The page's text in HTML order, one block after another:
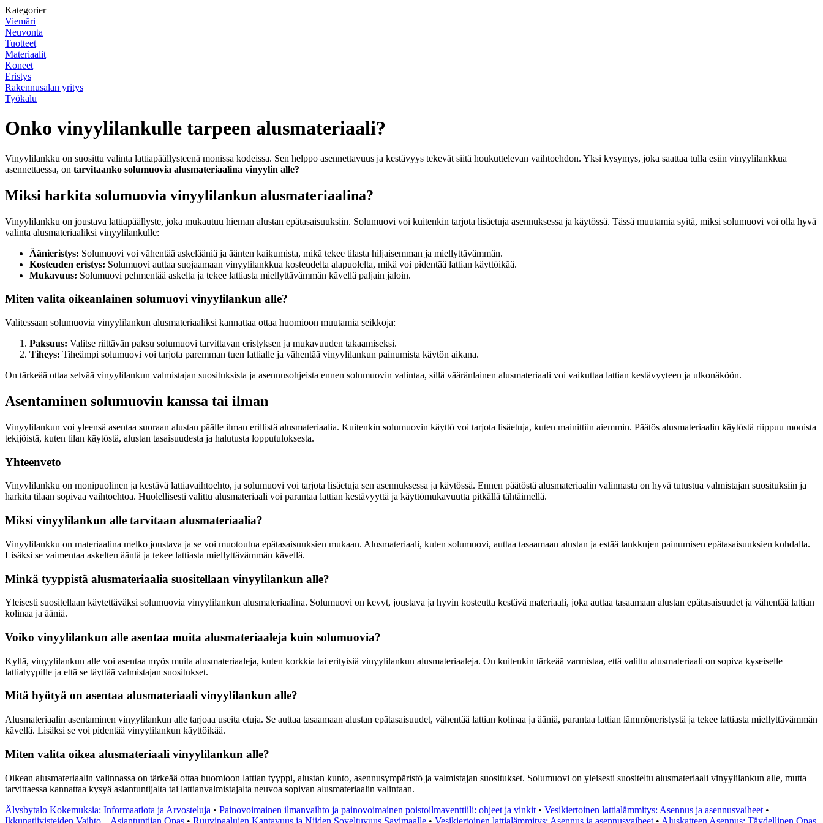
Kategorier
Viemäri
Neuvonta
Tuotteet
Materiaalit
Koneet
Eristys
Rakennusalan yritys
Työkalu
Onko vinyylilankulle tarpeen alusmateriaali?
Vinyylilankku on suosittu valinta lattiapäällysteenä monissa kodeissa. Sen helppo asennettavuus ja kestävyys tekevät siitä houkuttelevan vaihtoehdon. Yksi kysymys, joka saattaa tulla esiin vinyylilankkua
asennettaessa, on tarvitaanko solumuovia alusmateriaalina vinyylin alle?
Miksi harkita solumuovia vinyylilankun alusmateriaalina?
Vinyylilankku on joustava lattiapäällyste, joka mukautuu hieman alustan epätasaisuuksiin. Solumuovi voi kuitenkin tarjota lisäetuja asennuksessa ja käytössä. Tässä muutamia syitä, miksi solumuovi voi olla hyvä
valinta alusmateriaaliksi vinyylilankulle:
Äänieristys: Solumuovi voi vähentää askelääniä ja äänten kaikumista, mikä tekee tilasta hiljaisemman ja miellyttävämmän.
Kosteuden eristys: Solumuovi auttaa suojaamaan vinyylilankkua kosteudelta alapuolelta, mikä voi pidentää lattian käyttöikää.
Mukavuus: Solumuovi pehmentää askelta ja tekee lattiasta miellyttävämmän kävellä paljain jaloin.
Miten valita oikeanlainen solumuovi vinyylilankun alle?
Valitessaan solumuovia vinyylilankun alusmateriaaliksi kannattaa ottaa huomioon muutamia seikkoja:
Paksuus: Valitse riittävän paksu solumuovi tarvittavan eristyksen ja mukavuuden takaamiseksi.
Tiheys: Tiheämpi solumuovi voi tarjota paremman tuen lattialle ja vähentää vinyylilankun painumista käytön aikana.
On tärkeää ottaa selvää vinyylilankun valmistajan suosituksista ja asennusohjeista ennen solumuovin valintaa, sillä vääränlainen alusmateriaali voi vaikuttaa lattian kestävyyteen ja ulkonäköön.
Asentaminen solumuovin kanssa tai ilman
Vinyylilankun voi yleensä asentaa suoraan alustan päälle ilman erillistä alusmateriaalia. Kuitenkin solumuovin käyttö voi tarjota lisäetuja, kuten mainittiin aiemmin. Päätös alusmateriaalin käytöstä riippuu monista
tekijöistä, kuten tilan käytöstä, alustan tasaisuudesta ja halutusta lopputuloksesta.
Yhteenveto
Vinyylilankku on monipuolinen ja kestävä lattiavaihtoehto, ja solumuovi voi tarjota lisäetuja sen asennuksessa ja käytössä. Ennen päätöstä alusmateriaalin valinnasta on hyvä tutustua valmistajan suosituksiin ja
harkita tilaan sopivaa vaihtoehtoa. Huolellisesti valittu alusmateriaali voi parantaa lattian kestävyyttä ja käyttömukavuutta pitkällä tähtäimellä.
Miksi vinyylilankun alle tarvitaan alusmateriaalia?
Vinyylilankku on materiaalina melko joustava ja se voi muotoutua epätasaisuuksien mukaan. Alusmateriaali, kuten solumuovi, auttaa tasaamaan alustan ja estää lankkujen painumisen epätasaisuuksien kohdalla.
Lisäksi se vaimentaa askelten ääntä ja tekee lattiasta miellyttävämmän kävellä.
Minkä tyyppistä alusmateriaalia suositellaan vinyylilankun alle?
Yleisesti suositellaan käytettäväksi solumuovia vinyylilankun alusmateriaalina. Solumuovi on kevyt, joustava ja hyvin kosteutta kestävä materiaali, joka auttaa tasaamaan alustan epätasaisuudet ja vähentää lattian
kolinaa ja ääniä.
Voiko vinyylilankun alle asentaa muita alusmateriaaleja kuin solumuovia?
Kyllä, vinyylilankun alle voi asentaa myös muita alusmateriaaleja, kuten korkkia tai erityisiä vinyylilankun alusmateriaaleja. On kuitenkin tärkeää varmistaa, että valittu alusmateriaali on sopiva kyseiselle
lattiatyypille ja että se täyttää valmistajan suositukset.
Mitä hyötyä on asentaa alusmateriaali vinyylilankun alle?
Alusmateriaalin asentaminen vinyylilankun alle tarjoaa useita etuja. Se auttaa tasaamaan alustan epätasaisuudet, vähentää lattian kolinaa ja ääniä, parantaa lattian lämmöneristystä ja tekee lattiasta miellyttävämmän
kävellä. Lisäksi se voi pidentää vinyylilankun käyttöikää.
Miten valita oikea alusmateriaali vinyylilankun alle?
Oikean alusmateriaalin valinnassa on tärkeää ottaa huomioon lattian tyyppi, alustan kunto, asennusympäristö ja valmistajan suositukset. Solumuovi on yleisesti suositeltu alusmateriaali vinyylilankun alle, mutta
tarvittaessa kannattaa kysyä asiantuntijalta tai lattianvalmistajalta neuvoa sopivan alusmateriaalin valintaan.
Älvsbytalo Kokemuksia: Informaatiota ja Arvosteluja • Painovoimainen ilmanvaihto ja painovoimainen poistoilmaventtiili: ohjeet ja vinkit • Vesikiertoinen lattialämmitys: Asennus ja asennusvaiheet •
Ikkunatiivisteiden Vaihto – Asiantuntijan Opas • Ruuvipaalujen Kantavuus ja Niiden Soveltuvuus Savimaalle • Vesikiertoinen lattialämmitys: Asennus ja asennusvaiheet • Aluskatteen Asennus: Täydellinen Opas